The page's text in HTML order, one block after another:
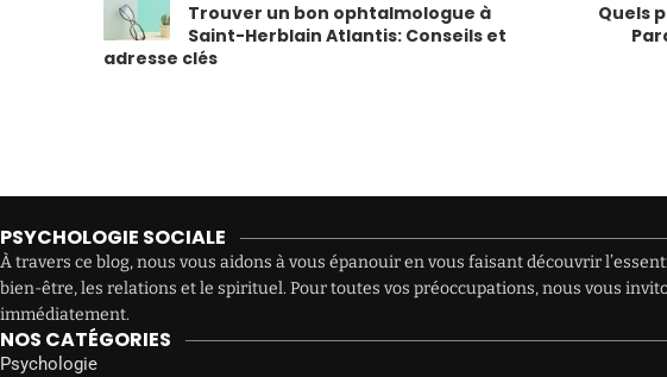
Trouver un bon ophtalmologue à
Saint-Herblain Atlantis: Conseils et
adresse clés
Quels
PSYCHOLOGIE SOCIALE
À travers ce blog, nous vous aidons à vous épanouir en vous faisant découvrir
bien-être, les relations et le spirituel. Pour toutes vos préoccupations, nous vous
immédiatement.
NOS CATÉGORIES
Psychologie